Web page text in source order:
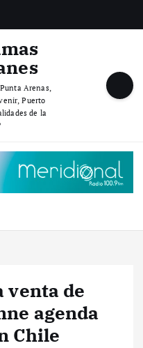
Arenas,
Puerto
de la
venta de
agenda
Chile